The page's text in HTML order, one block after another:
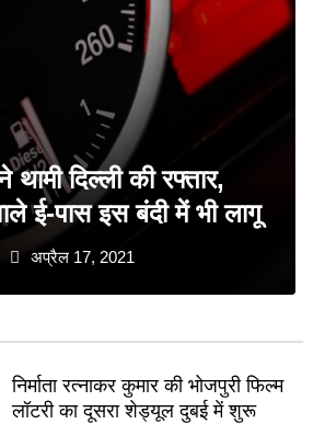
निर्माता रत्नाकर कुमार की भोजपुरी फिल्म
लॉटरी का दूसरा शेड्यूल दुबई में शुरू
दिल्ली की रफ्तार,
ई-पास इस बंदी में भी लागू
अप्रैल 17, 2021